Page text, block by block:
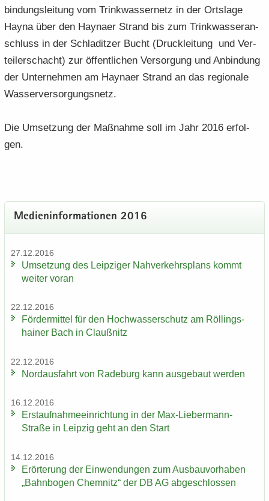
bin­dungs­lei­tung vom Trink­was­ser­netz in der Orts­la­ge
Hayna über den Hay­na­er Strand bis zum Trink­was­ser­an­
schluss in der Schla­dit­zer Bucht (Druck­lei­tung und Ver­
tei­ler­schacht) zur öf­fent­li­chen Ver­sor­gung und An­bin­dung
der Un­ter­neh­men am Hay­na­er Strand an das re­gio­na­le
Was­ser­ver­sor­gungs­netz.
Die Um­set­zung der Maß­nah­me soll im Jahr 2016 er­fol­
gen.
Me­di­en­in­for­ma­tio­nen 2016
27.12.2016
Um­set­zung des Leip­zi­ger Nah­ver­kehrs­plans kommt
wei­ter voran
22.12.2016
För­der­mit­tel für den Hoch­was­ser­schutz am Röl­lings­
hai­ner Bach in Clau­ß­nitz
22.12.2016
Nord­aus­fahrt von Ra­de­burg kann aus­ge­baut wer­den
16.12.2016
Erst­auf­nah­me­ein­rich­tung in der Max-​Liebermann-
Straße in Leip­zig geht an den Start
14.12.2016
Er­ör­te­rung der Ein­wen­dun­gen zum Aus­bau­vor­ha­ben
„Bahn­bo­gen Chem­nitz“ der DB AG ab­ge­schlos­sen